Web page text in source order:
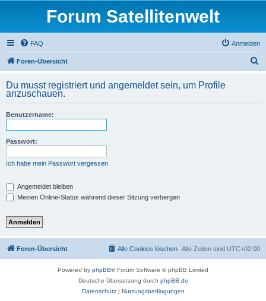
Forum Satellitenwelt
FAQ Anmelden
Foren-Übersicht
h
Du musst registriert und angemeldet sein, um Profile
anzuschauen.
Benutzername:
Passwort:
Ich habe mein Passwort vergessen
Angemeldet bleiben
Meinen Online-Status während dieser Sitzung verbergen
Foren-Übersicht Alle Zeiten sind UTC+02:00
Alle Cookies löschen
Powered by phpBB® Forum Software © phpBB Limited
Deutsche Übersetzung durch phpBB.de
Datenschutz| Nutzungsbedingungen